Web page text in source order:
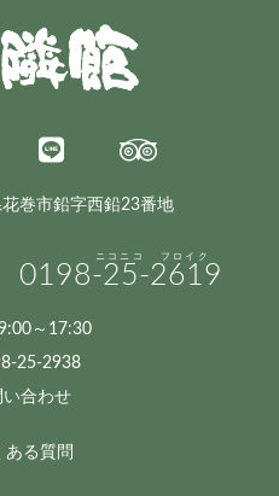
巻市鉛字西鉛23番地
0198-25-2619
～17:30
25-2938
い合わせ
ある質問